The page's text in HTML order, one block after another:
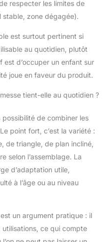
hêtre massif :
lisse et sans
durable et sans
d’échardes.
vaciller Sécurité
: Conception
basculement
ASTM, sans
pour
jeu serein
coordination,
mobilité et
en soi –
par la
7 : Assistance
et en français,
une garantie de 5
respecter les limites de
stable, zone dégagée).
est surtout pertinent si
au quotidien, plutôt
est d’occuper un enfant sur
joue en faveur du produit.
tient-elle au quotidien ?
possibilité de combiner les
point fort, c’est la variété :
de triangle, de plan incliné,
selon l’assemblage. La
d’adaptation utile,
à l’âge ou au niveau
un argument pratique : il
ce qui compte